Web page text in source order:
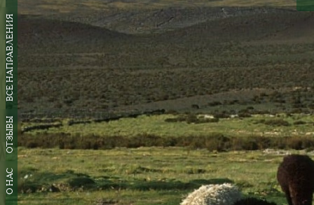
ВСЕ НАПРАВЛЕНИЯ
ОТЗЫВЫ
О НАС